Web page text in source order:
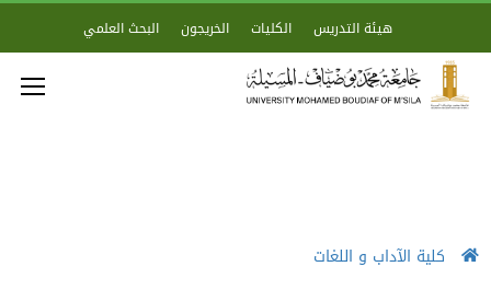
هيئة التدريس الكليات الخريجون البحث العلمي
كلية الآداب و اللغات